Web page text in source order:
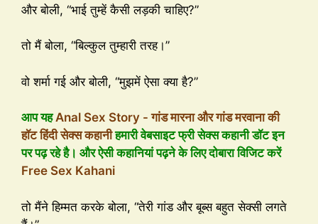
और बोली, “भाई तुम्हें कैसी लड़की चाहिए?”
तो मैं बोला, “बिल्कुल तुम्हारी तरह।”
वो शर्मा गई और बोली, “मुझमें ऐसा क्या है?”
आप यहAnal Sex Story - गांड मारना और गांड मरवाना की
हॉट हिंदी सेक्स कहानीहमारी वेबसाइट फ्री सेक्स कहानी डॉट इन
पर पढ़ रहे है। और ऐसी कहानियां पढ़ने के लिए दोबारा विजिट करें
Free Sex Kahani
तो मैंने हिम्मत करके बोला, “तेरी गांड और बूब्स बहुत सेक्सी लगते